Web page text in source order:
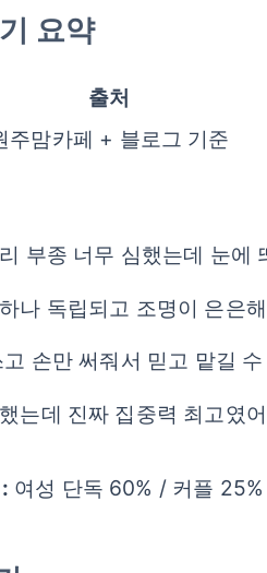
요약
출처
주맘카페 + 블로그 기준
부종 너무 심했는데 눈에
나 독립되고 조명이 은은
고 손만 써줘서 믿고 맡길 수
는데 진짜 집중력 최고였
여성 단독 60% / 커플